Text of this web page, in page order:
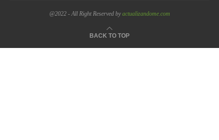
@2022 - All Right Reserved byactualizandome.com
BACK TO TOP